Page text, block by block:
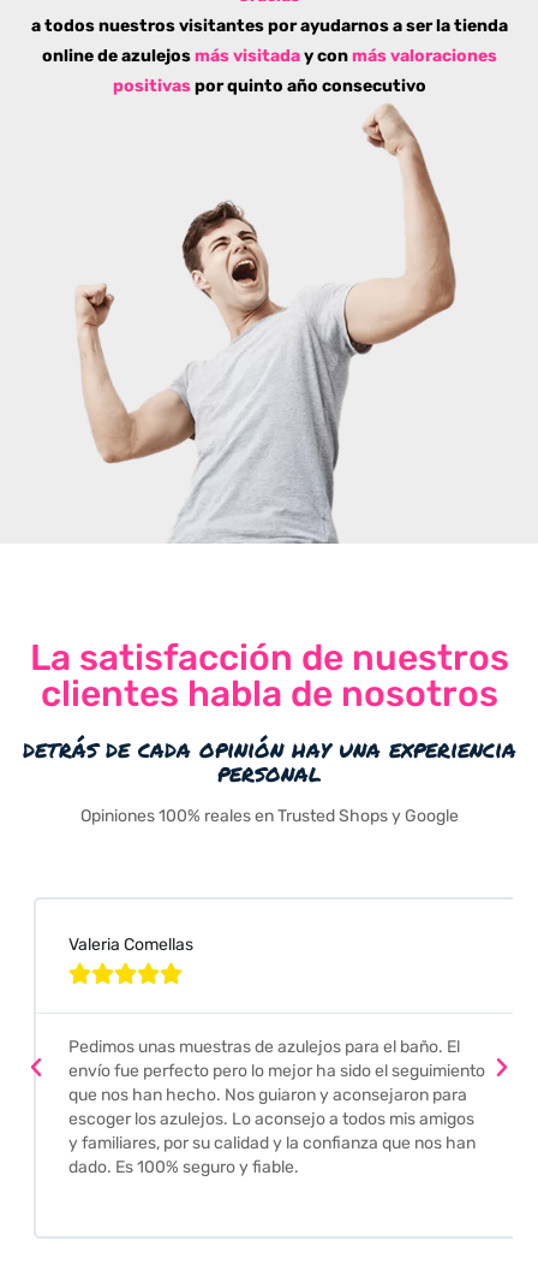
a todos nuestros visitantes por ayudarnos a ser la tienda
online de azulejos más visitaday conmás valoraciones
positivaspor quinto año consecutivo
La satisfacción de nuestros
clientes habla de nosotros
detrás de cada opinión hay una experiencia
personal
Opiniones 100% reales en Trusted Shops y Google
Valeria Comellas

Pedimos unas muestras de azulejos para el baño. El
envío fue perfecto pero lo mejor ha sido el seguimiento
que nos han hecho. Nos guiaron y aconsejaron para
escoger los azulejos. Lo aconsejo a todos mis amigos
y familiares, por su calidad y la confianza que nos han
dado. Es 100% seguro y fiable.